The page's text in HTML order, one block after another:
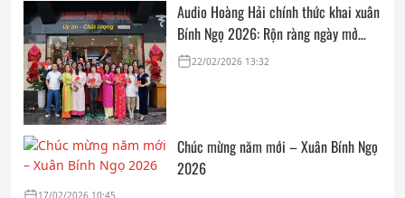
Audio Hoàng Hải chính thức khai xuân
Bính Ngọ 2026: Rộn ràng ngày mở
cửa, trọn vẹn lời chúc đầu năm
22/02/2026 13:32
Chúc mừng năm mới – Xuân Bính Ngọ
2026
17/02/2026 10:45